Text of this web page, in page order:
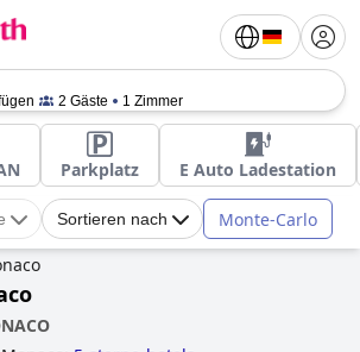
2 Gäste 1 Zimmer
Parkplatz E Auto Ladestation
Sortieren nach Monte-Carlo